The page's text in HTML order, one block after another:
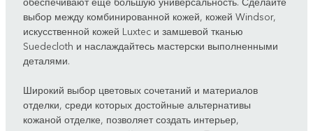
выбор между комбинированной кожей, кожей Windsor,
искусственной кожей Luxtec и замшевой тканью
Suedecloth и наслаждайтесь мастерски выполненными
деталями.
Широкий выбор цветовых сочетаний и материалов
отделки, среди которых достойные альтернативы
кожаной отделке, позволяет создать интерьер,